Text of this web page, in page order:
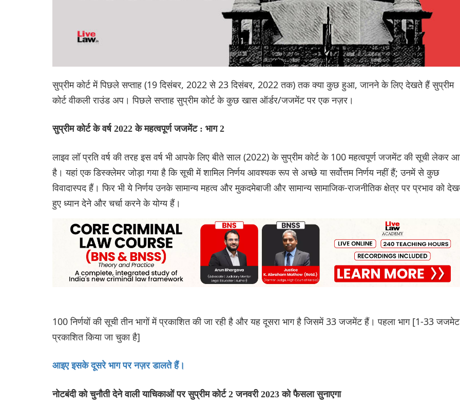
सुप्रीम कोर्ट में पिछले सप्ताह (19 दिसंबर, 2022 से 23 दिसंबर, 2022 तक) तक क्या कुछ हुआ, जानने के लिए देखते हैं सुप्रीम
कोर्ट वीकली राउंड अप। पिछले सप्ताह सुप्रीम कोर्ट के कुछ खास ऑर्डर/जजमेंट पर एक नज़र।
सुप्रीम कोर्ट के वर्ष 2022 के महत्वपूर्ण जजमेंट : भाग 2
लाइव लॉ प्रति वर्ष की तरह इस वर्ष भी आपके लिए बीते साल (2022) के सुप्रीम कोर्ट के 100 महत्वपूर्ण जजमेंट की सूची लेकर
है। यहां एक डिस्क्लेमर जोड़ा गया है कि सूची में शामिल निर्णय आवश्यक रूप से अच्छे या सर्वोत्तम निर्णय नहीं हैं; उनमें से कुछ
विवादास्पद हैं। फिर भी ये निर्णय उनके सामान्य महत्व और मुकदमेबाजी और सामान्य सामाजिक-राजनीतिक क्षेत्र पर प्रभाव को
हुए ध्यान देने और चर्चा करने के योग्य हैं।
100 निर्णयों की सूची तीन भागों में प्रकाशित की जा रही है और यह दूसरा भाग है जिसमें 33 जजमेंट हैं। पहला भाग [1-33 जजमेट
प्रकाशित किया जा चुका है]
आइए इसके दूसरे भाग पर नज़र डालते हैं।
नोटबंदी को चुनौती देने वाली याचिकाओं पर सुप्रीम कोर्ट 2 जनवरी 2023 को फैसला सुनाएगा